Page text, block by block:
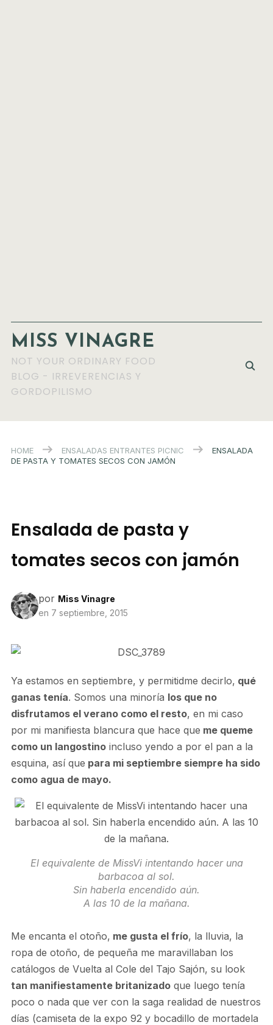
MISS VINAGRE
NOT YOUR ORDINARY FOOD
BLOG - IRREVERENCIAS Y
GORDOPILISMO
HOME ENSALADAS ENTRANTES PICNIC
ENSALADA
DE PASTA Y TOMATES SECOS CON JAMÓN
Ensalada de pasta y
tomates secos con jamón
por Miss Vinagre
en 7 septiembre, 2015
Ya estamos en septiembre, y permitidme decirlo, qué
ganas tenía. Somos una minoría los que no
disfrutamos el verano como el resto, en mi caso
por mi manifiesta blancura que hace que me queme
como un langostinoincluso yendo a por el pan a la
esquina, así que para mi septiembre siempre ha sido
como agua de mayo.
El equivalente de MissVi intentando hacer una
barbacoa al sol.
Sin haberla encendido aún.
A las 10 de la mañana.
Me encanta el otoño, me gusta el frío, la lluvia, la
ropa de otoño, de pequeña me maravillaban los
catálogos de Vuelta al Cole del Tajo Sajón, su look
tan manifiestamente britanizadoque luego tenía
poco o nada que ver con la saga realidad de nuestros
días (camiseta de la expo 92 y bocadillo de mortadela